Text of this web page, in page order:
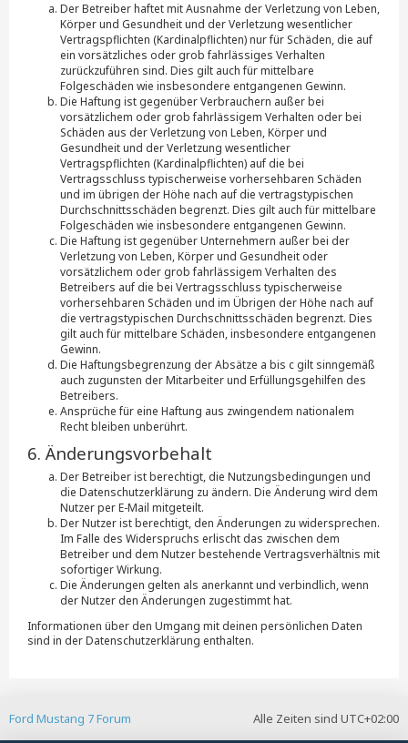
Der Betreiber haftet mit Ausnahme der Verletzung von Leben,
Körper und Gesundheit und der Verletzung wesentlicher
Vertragspflichten (Kardinalpflichten) nur für Schäden, die auf
ein vorsätzliches oder grob fahrlässiges Verhalten
zurückzuführen sind. Dies gilt auch für mittelbare
Folgeschäden wie insbesondere entgangenen Gewinn.
Die Haftung ist gegenüber Verbrauchern außer bei
vorsätzlichem oder grob fahrlässigem Verhalten oder bei
Schäden aus der Verletzung von Leben, Körper und
Gesundheit und der Verletzung wesentlicher
Vertragspflichten (Kardinalpflichten) auf die bei
Vertragsschluss typischerweise vorhersehbaren Schäden
und im übrigen der Höhe nach auf die vertragstypischen
Durchschnittsschäden begrenzt. Dies gilt auch für mittelbare
Folgeschäden wie insbesondere entgangenen Gewinn.
Die Haftung ist gegenüber Unternehmern außer bei der
Verletzung von Leben, Körper und Gesundheit oder
vorsätzlichem oder grob fahrlässigem Verhalten des
Betreibers auf die bei Vertragsschluss typischerweise
vorhersehbaren Schäden und im Übrigen der Höhe nach auf
die vertragstypischen Durchschnittsschäden begrenzt. Dies
gilt auch für mittelbare Schäden, insbesondere entgangenen
Gewinn.
Die Haftungsbegrenzung der Absätze a bis c gilt sinngemäß
auch zugunsten der Mitarbeiter und Erfüllungsgehilfen des
Betreibers.
Ansprüche für eine Haftung aus zwingendem nationalem
Recht bleiben unberührt.
6. Änderungsvorbehalt
Der Betreiber ist berechtigt, die Nutzungsbedingungen und
die Datenschutzerklärung zu ändern. Die Änderung wird dem
Nutzer per E-Mail mitgeteilt.
Der Nutzer ist berechtigt, den Änderungen zu widersprechen.
Im Falle des Widerspruchs erlischt das zwischen dem
Betreiber und dem Nutzer bestehende Vertragsverhältnis mit
sofortiger Wirkung.
Die Änderungen gelten als anerkannt und verbindlich, wenn
der Nutzer den Änderungen zugestimmt hat.
Informationen über den Umgang mit deinen persönlichen Daten
sind in der Datenschutzerklärung enthalten.
Alle Zeiten sind UTC+02:00
Ford Mustang 7 Forum